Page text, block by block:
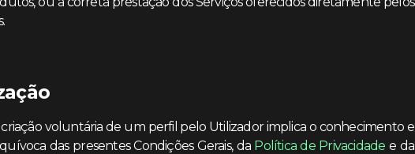
criação voluntária de um perfil pelo Utilizador implica o conhecimento e
das presentes Condições Gerais, da Política de Privacidade e da